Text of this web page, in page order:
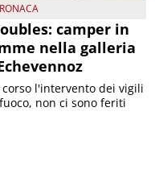
camper in
nella galleria
corso l'intervento dei vigili
non ci sono feriti